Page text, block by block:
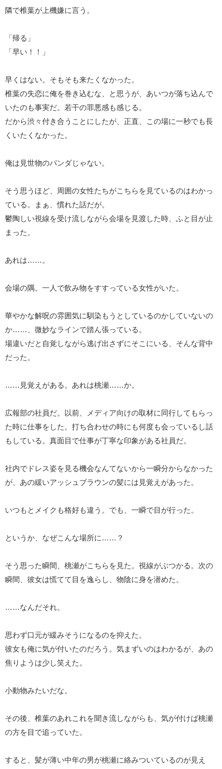
隣で椎葉が上機嫌に言う。
「帰る」
「早い！！」
早くはない。そもそも来たくなかった。
椎葉の失恋に俺を巻き込むな、と思うが、あいつが落ち込んで
いたのも事実だ。若干の罪悪感も感じる。
だから渋々付き合うことにしたが、正直、この場に一秒でも長
くいたくなかった。
俺は見世物のパンダじゃない。
そう思うほど、周囲の女性たちがこちらを見ているのはわかっ
ている。まぁ、慣れた話だが。
鬱陶しい視線を受け流しながら会場を見渡した時、ふと目が止
まった。
あれは……。
会場の隅。一人で飲み物をすすっている女性がいた。
華やかな解呪の雰囲気に馴染もうとしているのかしていないの
か……、微妙なラインで踏ん張っている。
場違いだと自覚しながら逃げ出さずにそこにいる、そんな背中
だった。
……見覚えがある。あれは桃瀬……か。
広報部の社員だ。以前、メディア向けの取材に同行してもらっ
た時に仕事をした。打ち合わせの時にも何度も会っているし話
もしている。真面目で仕事が丁寧な印象がある社員だ。
社内でドレス姿を見る機会なんてないから一瞬分からなかった
が、あの緩いアッシュブラウンの髪には見覚えがあった。
いつもとメイクも格好も違う。でも、一瞬で目が行った。
というか、なぜこんな場所に……？
そう思った瞬間、桃瀬がこちらを見た。視線がぶつかる。次の
瞬間、彼女は慌てて目を逸らし、物陰に身を潜めた。
……なんだそれ。
思わず口元が緩みそうになるのを抑えた。
彼女も俺に気が付いたのだろう。気まずいのはわかるが、あの
焦りようは少し笑えた。
小動物みたいだな。
その後、椎葉のあれこれを聞き流しながらも、気が付けば桃瀬
の方を目で追っていた。
すると、髪が薄い中年の男が桃瀬に絡みついているのが見え